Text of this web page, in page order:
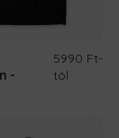
5990 Ft-
tól